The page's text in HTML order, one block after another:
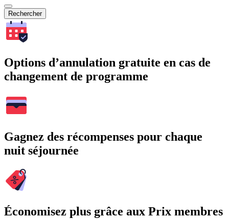
Rechercher
Options d’annulation gratuite en cas de
changement de programme
Gagnez des récompenses pour chaque
nuit séjournée
Économisez plus grâce aux Prix membres